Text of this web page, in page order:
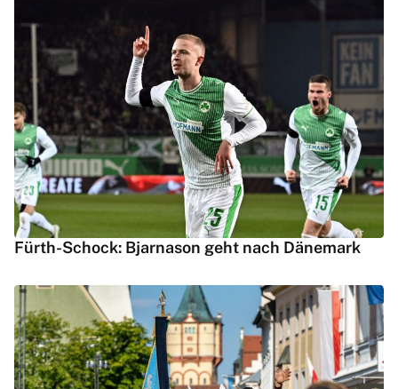
Fürth-Schock: Bjarnason geht nach Dänemark